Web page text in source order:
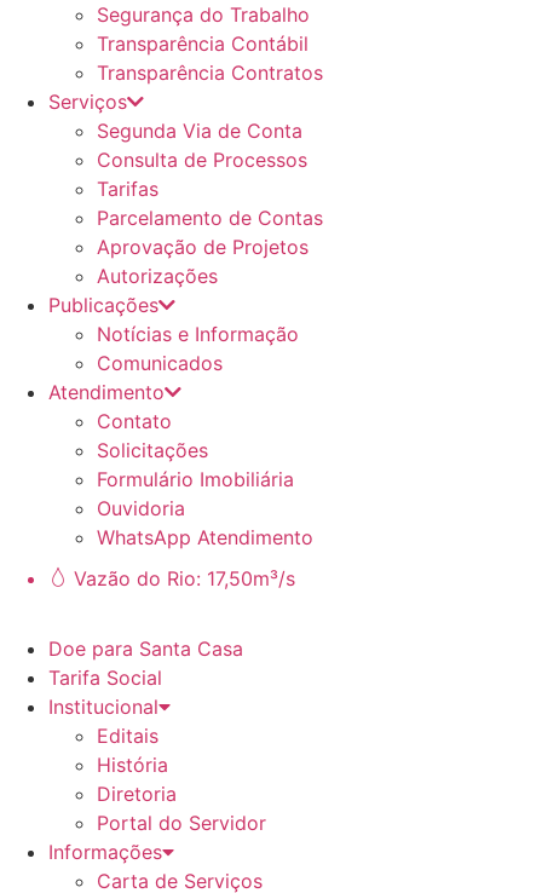
Segurança do Trabalho
Transparência Contábil
Transparência Contratos
Serviços
Segunda Via de Conta
Consulta de Processos
Tarifas
Parcelamento de Contas
Aprovação de Projetos
Autorizações
Publicações
Notícias e Informação
Comunicados
Atendimento
Contato
Solicitações
Formulário Imobiliária
Ouvidoria
WhatsApp Atendimento
Vazão do Rio: 17,50m³/s
Doe para Santa Casa
Tarifa Social
Institucional
Editais
História
Diretoria
Portal do Servidor
Informações
Carta de Serviços